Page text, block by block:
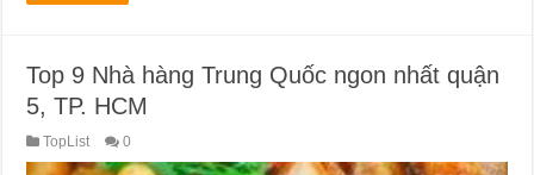
Top 9 Nhà hàng Trung Quốc ngon nhất quận
5, TP. HCM
TopList 0